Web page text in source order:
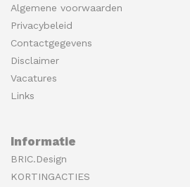
Algemene voorwaarden
Privacybeleid
Contactgegevens
Disclaimer
Vacatures
Links
Informatie
BRIC.Design
KORTINGACTIES